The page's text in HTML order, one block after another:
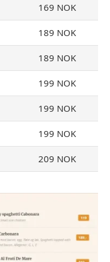
169 NOK
189 NOK
189 NOK
199 NOK
199 NOK
199 NOK
209 NOK